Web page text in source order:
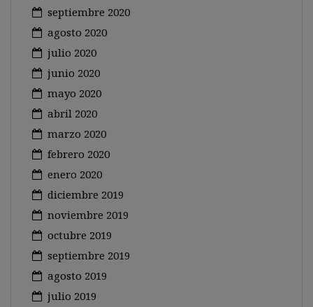
septiembre 2020
agosto 2020
julio 2020
junio 2020
mayo 2020
abril 2020
marzo 2020
febrero 2020
enero 2020
diciembre 2019
noviembre 2019
octubre 2019
septiembre 2019
agosto 2019
julio 2019